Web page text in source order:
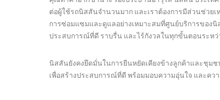
ต่อผู้ใช้รถนิสสันจำนวนมาก และเราต้องการมีส่วนช่วย
การซ่อมแซมและดูแลอย่างเหมาะสมที่ศูนย์บริการของนิ
ประสบการณ์ที่ดี ราบรื่น และไร้กังวลในทุกขั้นตอนระหว่
นิสสันยังคงยึดมั่นในการยืนหยัดเคียงข้างลูกค้าและชุม
เพื่อสร้างประสบการณ์ที่ดี พร้อมมอบความอุ่นใจ และคว